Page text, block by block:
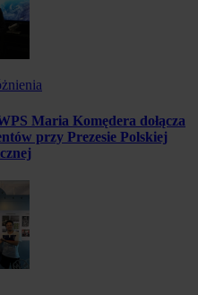
Maria Komędera dołącza
przy Prezesie Polskiej